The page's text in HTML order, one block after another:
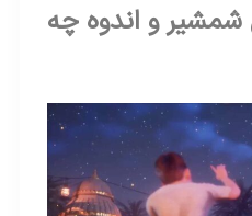
و اندوه چه